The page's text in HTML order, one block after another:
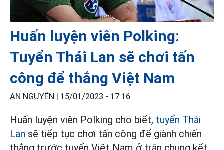
Huấn luyện viên Polking:
Tuyển Thái Lan sẽ chơi tấn
công để thắng Việt Nam
AN NGUYÊN | 15/01/2023 - 17:16
Huấn luyện viên Polking cho biết, tuyển Thái
Lan sẽ tiếp tục chơi tấn công để giành chiến
thắng trước tuyển Việt Nam ở trận chung kết